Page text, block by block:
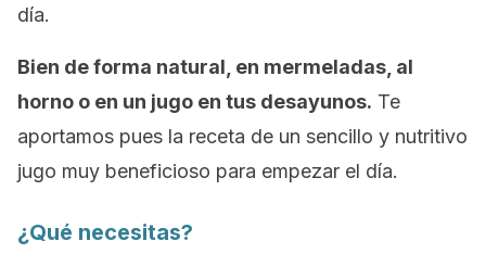
día.
Bien de forma natural, en mermeladas, al
horno o en un jugo en tus desayunos. Te
aportamos pues la receta de un sencillo y nutritivo
jugo muy beneficioso para empezar el día.
¿Qué necesitas?